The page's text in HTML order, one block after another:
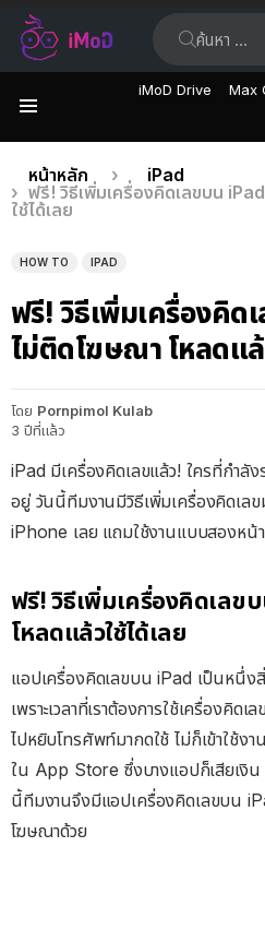
iMoD Drive Max
เรื่อง
ล่าสุด
คุณอยู่ที่นี่:
หน้าหลัก
iPad
ฟรี! วิธีเพิ่มเครื่องคิดเลขบน
ใช้ได้เลย
HOW TO IPAD
ฟรี! วิธีเพิ่มเครื่องคิด
ไม่ติดโฆษณา โหลดแล้
โดย Pornpimol Kulab
3 ปีที่แล้ว
iPad มีเครื่องคิดเลขแล้ว! ใครที่กำลัง
อยู่ วันนี้ทีมงานมีวิธีเพิ่มเครื่องคิดเล
iPhone เลย แถมใช้งานแบบสองหน้า
ฟรี! วิธีเพิ่มเครื่องคิดเลข
โหลดแล้วใช้ได้เลย
แอปเครื่องคิดเลขบน iPad เป็นหนึ่
เพราะเวลาที่เราต้องการใช้เครื่องคิ
ไปหยิบโทรศัพท์มากดใช้ ไม่ก็เข้าใช้งา
ใน App Store ซึ่งบางแอปก็เสียเงิ
นี้ทีมงานจึงมีแอปเครื่องคิดเลขบน
โฆษณาด้วย